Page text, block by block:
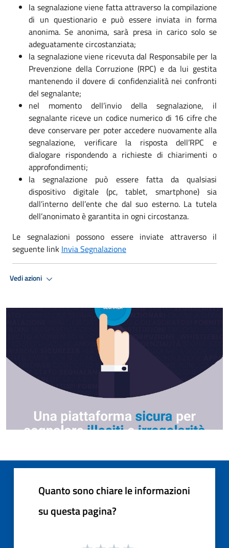
la segnalazione viene fatta attraverso la compilazione
di un questionario e può essere inviata in forma
anonima. Se anonima, sarà presa in carico solo se
adeguatamente circostanziata;
la segnalazione viene ricevuta dal Responsabile per la
Prevenzione della Corruzione (RPC) e da lui gestita
mantenendo il dovere di confidenzialità nei confronti
del segnalante;
nel momento dell’invio della segnalazione, il
segnalante riceve un codice numerico di 16 cifre che
deve conservare per poter accedere nuovamente alla
segnalazione, verificare la risposta dell’RPC e
dialogare rispondendo a richieste di chiarimenti o
approfondimenti;
la segnalazione può essere fatta da qualsiasi
dispositivo digitale (pc, tablet, smartphone) sia
dall’interno dell’ente che dal suo esterno. La tutela
dell’anonimato è garantita in ogni circostanza.
Le segnalazioni possono essere inviate attraverso il
seguente link Invia Segnalazione
Vedi azioni
Quanto sono chiare le informazioni
su questa pagina?